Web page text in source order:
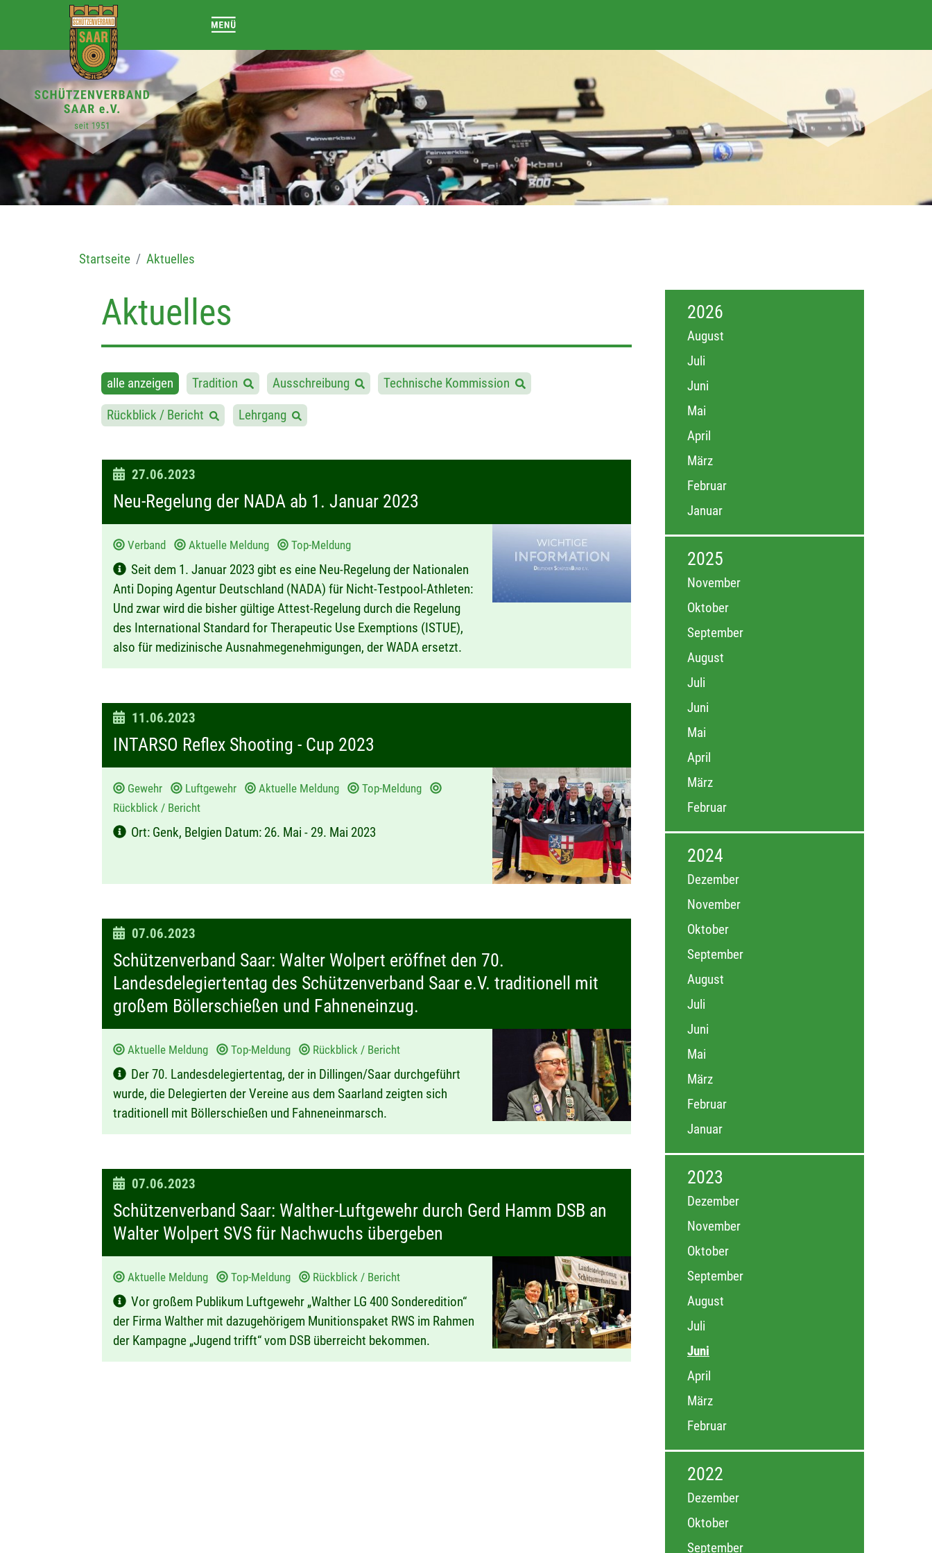
Startseite Aktuelles
Aktuelles
alle anzeigen Tradition Ausschreibung Technische Kommission
Rückblick / Bericht Lehrgang
D
t
m
:
27.06.2023
Neu-Regelung der NADA ab 1. Januar 2023
Verband Aktuelle Meldung Top-Meldung
Seit dem 1. Januar 2023 gibt es eine Neu-Regelung der Nationalen
Anti Doping Agentur Deutschland (NADA) für Nicht-Testpool-Athleten:
Und zwar wird die bisher gültige Attest-Regelung durch die Regelung
des International Standard for Therapeutic Use Exemptions (ISTUE),
also für medizinische Ausnahmegenehmigungen, der WADA ersetzt.
D
a
t
m
:
11.06.2023
INTARSO Reflex Shooting - Cup 2023
Gewehr Luftgewehr Aktuelle Meldung
Top-Meldung
Rückblick / Bericht
Ort: Genk, Belgien Datum: 26. Mai - 29. Mai 2023
D
a
t
u
m
:
07.06.2023
Schützenverband Saar: Walter Wolpert eröffnet den 70.
Landesdelegiertentag des Schützenverband Saar e.V. traditionell mit
großem Böllerschießen und Fahneneinzug.
Aktuelle Meldung Top-Meldung Rückblick / Bericht
Der 70. Landesdelegiertentag, der in Dillingen/Saar durchgeführt
wurde, die Delegierten der Vereine aus dem Saarland zeigten sich
traditionell mit Böllerschießen und Fahneneinmarsch.
D
a
t
u
m
:
07.06.2023
Schützenverband Saar: Walther-Luftgewehr durch Gerd Hamm DSB an
Walter Wolpert SVS für Nachwuchs übergeben
Aktuelle Meldung Top-Meldung Rückblick / Bericht
Vor großem Publikum Luftgewehr „Walther LG 400 Sonderedition“
der Firma Walther mit dazugehörigem Munitionspaket RWS im Rahmen
der Kampagne „Jugend trifft“ vom DSB überreicht bekommen.
2026
August
Juli
Juni
Mai
April
März
Februar
Januar
2025
November
Oktober
September
August
Juli
Juni
Mai
April
März
Februar
2024
Dezember
November
Oktober
September
August
Juli
Juni
Mai
März
Februar
Januar
2023
Dezember
November
Oktober
September
August
Juli
Juni
April
März
Februar
2022
Dezember
Oktober
September